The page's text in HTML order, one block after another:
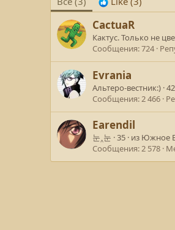
CactuaR
Кактус. Только не
Сообщения 724
Evrania
Альтеро-вестник:) ·42
Сообщения 2 466
Earendil
눈‸눈 ·35 · из Южное
Сообщения 2 578